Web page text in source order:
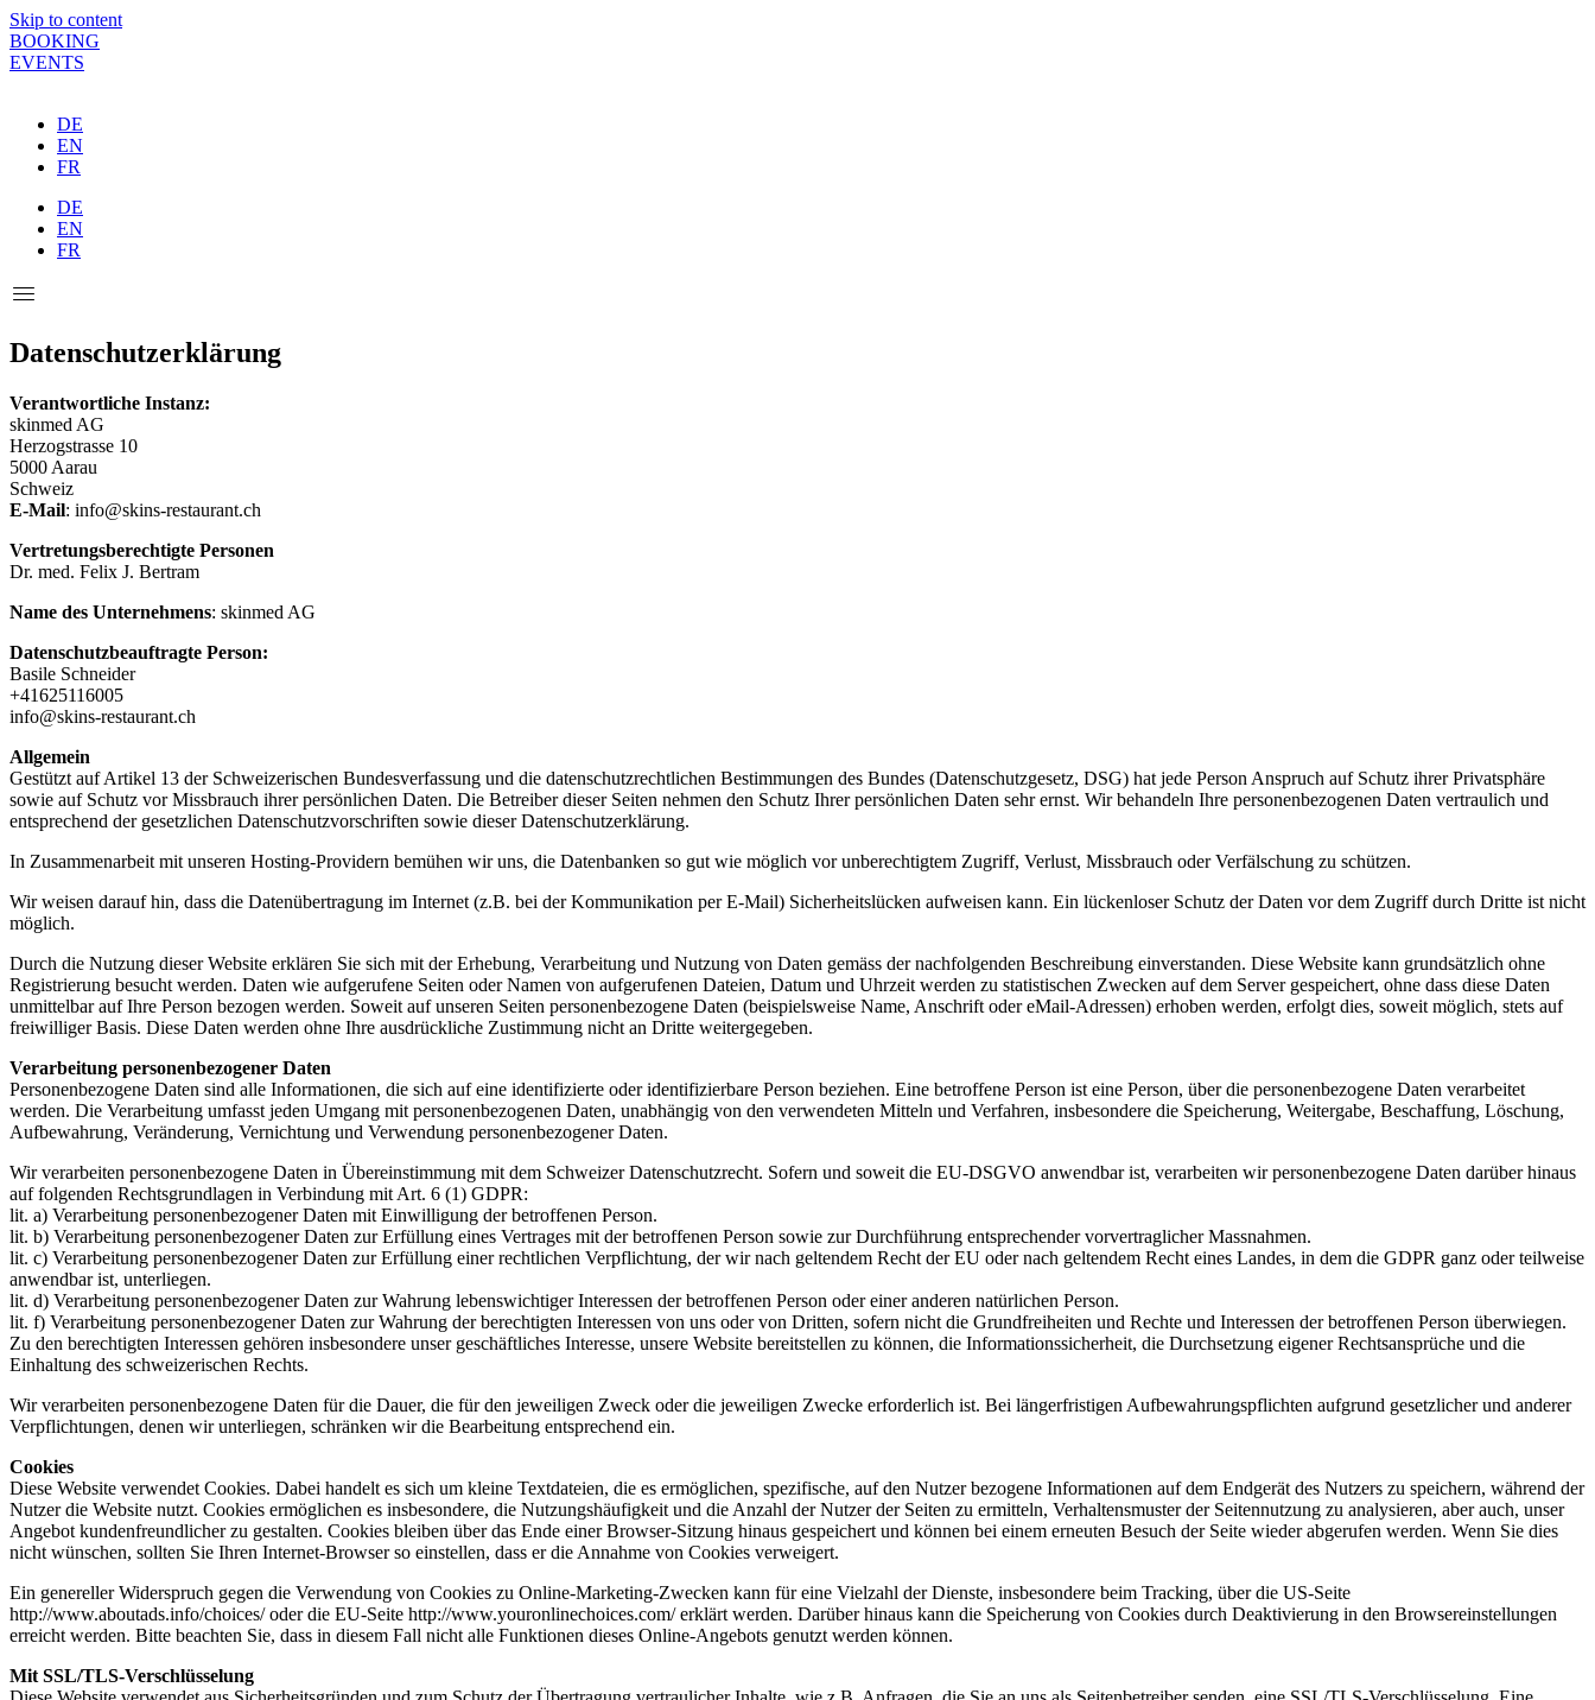
Skip to content
BOOKING
EVENTS
DE
EN
FR
DE
EN
FR
Datenschutzerklärung
Verantwortliche Instanz:
skinmed AG
Herzogstrasse 10
5000 Aarau
Schweiz
E-Mail: info@skins-restaurant.ch
Vertretungsberechtigte Personen
Dr. med. Felix J. Bertram
Name des Unternehmens: skinmed AG
Datenschutzbeauftragte Person:
Basile Schneider
+41625116005
info@skins-restaurant.ch
Allgemein
Gestützt auf Artikel 13 der Schweizerischen Bundesverfassung und die datenschutzrechtlichen Bestimmungen des Bundes (Datenschutzgesetz, DSG) hat jede Person Anspruch auf Schutz ihrer Privatsphäre
sowie auf Schutz vor Missbrauch ihrer persönlichen Daten. Die Betreiber dieser Seiten nehmen den Schutz Ihrer persönlichen Daten sehr ernst. Wir behandeln Ihre personenbezogenen Daten vertraulich und
entsprechend der gesetzlichen Datenschutzvorschriften sowie dieser Datenschutzerklärung.
In Zusammenarbeit mit unseren Hosting-Providern bemühen wir uns, die Datenbanken so gut wie möglich vor unberechtigtem Zugriff, Verlust, Missbrauch oder Verfälschung zu schützen.
Wir weisen darauf hin, dass die Datenübertragung im Internet (z.B. bei der Kommunikation per E-Mail) Sicherheitslücken aufweisen kann. Ein lückenloser Schutz der Daten vor dem Zugriff durch Dritte ist nicht
möglich.
Durch die Nutzung dieser Website erklären Sie sich mit der Erhebung, Verarbeitung und Nutzung von Daten gemäss der nachfolgenden Beschreibung einverstanden. Diese Website kann grundsätzlich ohne
Registrierung besucht werden. Daten wie aufgerufene Seiten oder Namen von aufgerufenen Dateien, Datum und Uhrzeit werden zu statistischen Zwecken auf dem Server gespeichert, ohne dass diese Daten
unmittelbar auf Ihre Person bezogen werden. Soweit auf unseren Seiten personenbezogene Daten (beispielsweise Name, Anschrift oder eMail-Adressen) erhoben werden, erfolgt dies, soweit möglich, stets auf
freiwilliger Basis. Diese Daten werden ohne Ihre ausdrückliche Zustimmung nicht an Dritte weitergegeben.
Verarbeitung personenbezogener Daten
Personenbezogene Daten sind alle Informationen, die sich auf eine identifizierte oder identifizierbare Person beziehen. Eine betroffene Person ist eine Person, über die personenbezogene Daten verarbeitet
werden. Die Verarbeitung umfasst jeden Umgang mit personenbezogenen Daten, unabhängig von den verwendeten Mitteln und Verfahren, insbesondere die Speicherung, Weitergabe, Beschaffung, Löschung,
Aufbewahrung, Veränderung, Vernichtung und Verwendung personenbezogener Daten.
Wir verarbeiten personenbezogene Daten in Übereinstimmung mit dem Schweizer Datenschutzrecht. Sofern und soweit die EU-DSGVO anwendbar ist, verarbeiten wir personenbezogene Daten darüber hinaus
auf folgenden Rechtsgrundlagen in Verbindung mit Art. 6 (1) GDPR:
lit. a) Verarbeitung personenbezogener Daten mit Einwilligung der betroffenen Person.
lit. b) Verarbeitung personenbezogener Daten zur Erfüllung eines Vertrages mit der betroffenen Person sowie zur Durchführung entsprechender vorvertraglicher Massnahmen.
lit. c) Verarbeitung personenbezogener Daten zur Erfüllung einer rechtlichen Verpflichtung, der wir nach geltendem Recht der EU oder nach geltendem Recht eines Landes, in dem die GDPR ganz oder teilweise
anwendbar ist, unterliegen.
lit. d) Verarbeitung personenbezogener Daten zur Wahrung lebenswichtiger Interessen der betroffenen Person oder einer anderen natürlichen Person.
lit. f) Verarbeitung personenbezogener Daten zur Wahrung der berechtigten Interessen von uns oder von Dritten, sofern nicht die Grundfreiheiten und Rechte und Interessen der betroffenen Person überwiegen.
Zu den berechtigten Interessen gehören insbesondere unser geschäftliches Interesse, unsere Website bereitstellen zu können, die Informationssicherheit, die Durchsetzung eigener Rechtsansprüche und die
Einhaltung des schweizerischen Rechts.
Wir verarbeiten personenbezogene Daten für die Dauer, die für den jeweiligen Zweck oder die jeweiligen Zwecke erforderlich ist. Bei längerfristigen Aufbewahrungspflichten aufgrund gesetzlicher und anderer
Verpflichtungen, denen wir unterliegen, schränken wir die Bearbeitung entsprechend ein.
Cookies
Diese Website verwendet Cookies. Dabei handelt es sich um kleine Textdateien, die es ermöglichen, spezifische, auf den Nutzer bezogene Informationen auf dem Endgerät des Nutzers zu speichern, während der
Nutzer die Website nutzt. Cookies ermöglichen es insbesondere, die Nutzungshäufigkeit und die Anzahl der Nutzer der Seiten zu ermitteln, Verhaltensmuster der Seitennutzung zu analysieren, aber auch, unser
Angebot kundenfreundlicher zu gestalten. Cookies bleiben über das Ende einer Browser-Sitzung hinaus gespeichert und können bei einem erneuten Besuch der Seite wieder abgerufen werden. Wenn Sie dies
nicht wünschen, sollten Sie Ihren Internet-Browser so einstellen, dass er die Annahme von Cookies verweigert.
Ein genereller Widerspruch gegen die Verwendung von Cookies zu Online-Marketing-Zwecken kann für eine Vielzahl der Dienste, insbesondere beim Tracking, über die US-Seite
http://www.aboutads.info/choices/ oder die EU-Seite http://www.youronlinechoices.com/ erklärt werden. Darüber hinaus kann die Speicherung von Cookies durch Deaktivierung in den Browsereinstellungen
erreicht werden. Bitte beachten Sie, dass in diesem Fall nicht alle Funktionen dieses Online-Angebots genutzt werden können.
Mit SSL/TLS-Verschlüsselung